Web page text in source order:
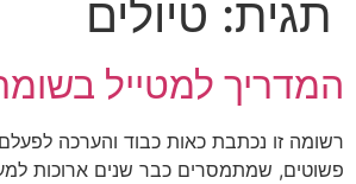
תגית: טיולים
המדריך למטייל
רשומה זו נכתבת כאות כבוד והערכה
פשוטים, שמתמסרים כבר שנים ארוכות